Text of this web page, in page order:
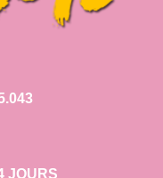
JOURS